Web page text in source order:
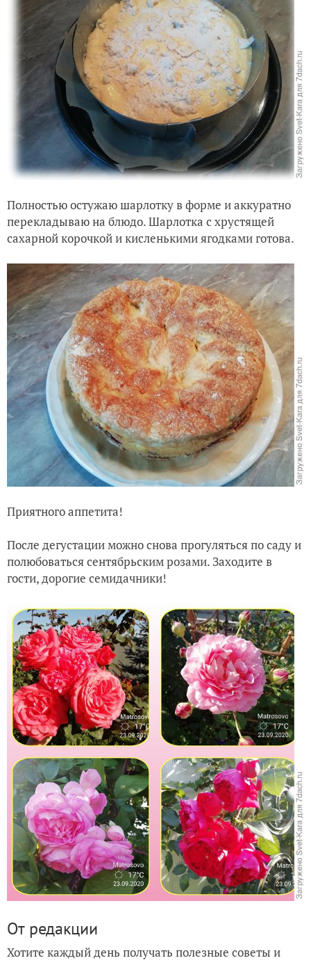
Полностью остужаю шарлотку в форме и аккуратно
перекладываю на блюдо. Шарлотка с хрустящей
сахарной корочкой и кисленькими ягодками готова.
Приятного аппетита!
После дегустации можно снова прогуляться по саду и
полюбоваться сентябрьским розами. Заходите в
гости, дорогие семидачники!
От редакции
Хотите каждый день получать полезные советы и